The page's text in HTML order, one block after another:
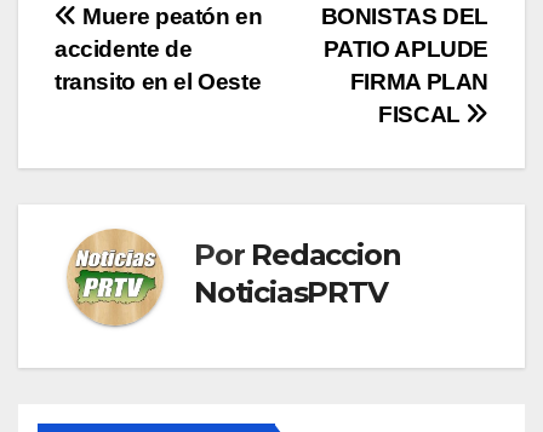
Navegación
de
BONISTAS DEL
PATIO APLUDE
FIRMA PLAN
FISCAL
Muere peatón en
accidente de
transito en el Oeste
Por Redaccion
NoticiasPRTV